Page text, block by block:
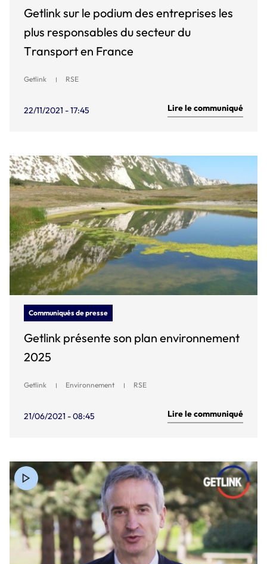
Getlink sur le podium des entreprises les
plus responsables du secteur du
Transport en France
Getlink RSE
22/11/2021 - 17:45 Lire le communiqué
Communiqués de presse
Getlink présente son plan environnement
2025
Getlink Environnement RSE
21/06/2021 - 08:45 Lire le communiqué